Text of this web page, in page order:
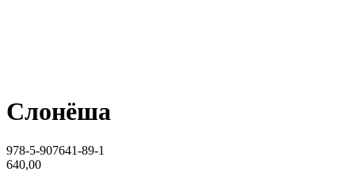
Слонёша
978-5-907641-89-1
640,00